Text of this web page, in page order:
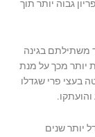
גבוה יותר תוך
משתילתם בגינה
יותר מכך על מנת
בעצי פרי שגדלו
יותר שנים